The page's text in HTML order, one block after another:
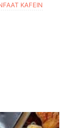
KAFEIN